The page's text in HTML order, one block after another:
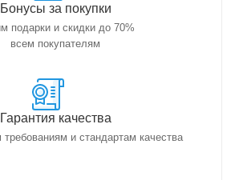
Бонусы за покупки
подарки и скидки до 70%
всем покупателям
Гарантия качества
требованиям и стандартам качества